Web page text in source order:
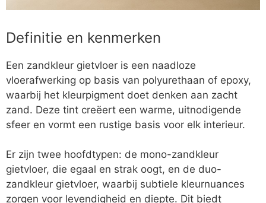
Definitie en kenmerken
Een zandkleur gietvloer is een naadloze
vloerafwerking op basis van polyurethaan of epoxy,
waarbij het kleurpigment doet denken aan zacht
zand. Deze tint creëert een warme, uitnodigende
sfeer en vormt een rustige basis voor elk interieur.
Er zijn twee hoofdtypen: de mono-zandkleur
gietvloer, die egaal en strak oogt, en de duo-
zandkleur gietvloer, waarbij subtiele kleurnuances
zorgen voor levendigheid en diepte. Dit biedt